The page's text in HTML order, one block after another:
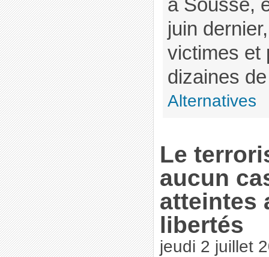
juin
victimes et
dizaines
Alternatives
Le
aucun
atteintes
libertés
jeudi 2 juillet